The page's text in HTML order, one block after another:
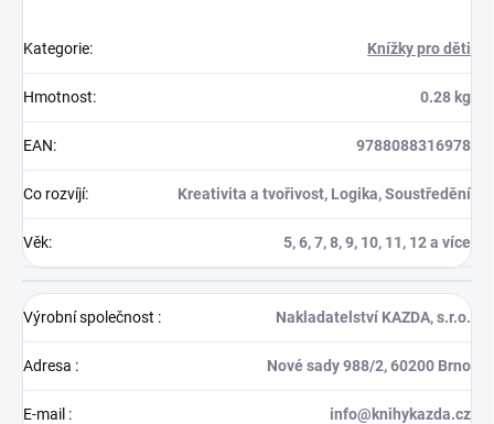
Kategorie: Knížky pro děti
Hmotnost: 0.28 kg
EAN: 9788088316978
Co rozvíjí: Kreativita a tvořivost, Logika, Soustředění
Věk: 5, 6, 7, 8, 9, 10, 11, 12 a více
Výrobní společnost : Nakladatelství KAZDA, s.r.o.
Adresa : Nové sady 988/2, 60200 Brno
E-mail : info@knihykazda.cz